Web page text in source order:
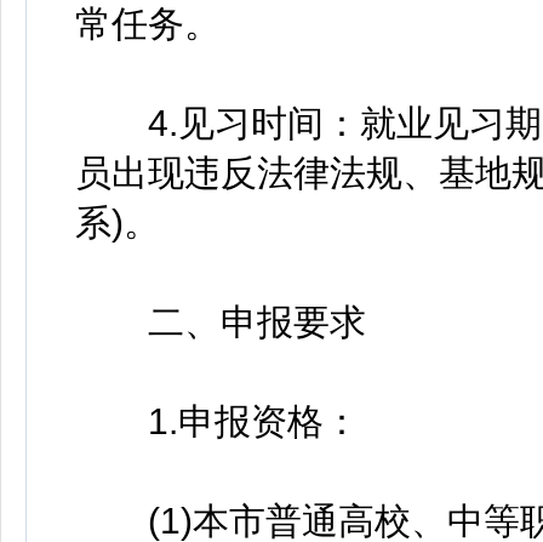
常任务。
4.见习时间：就业见习期
员出现违反法律法规、基地
系)。
二、申报要求
1.申报资格：
(1)本市普通高校、中等